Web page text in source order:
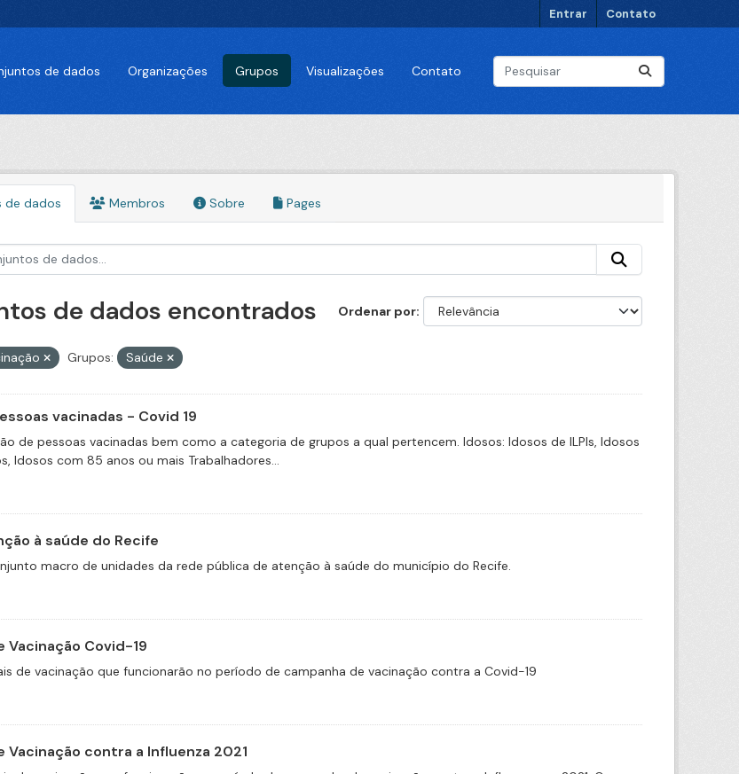
Entrar Contato
de dados Organizações Grupos Visualizações Contato
dados Membros Sobre Pages
Ordenar por
de dados encontrados
Grupos: Saúde
vacinadas - Covid 19
de pessoas vacinadas bem como a categoria de grupos a qual pertencem. Idosos: Idosos de ILPIs, Idosos
Idosos com 85 anos ou mais Trabalhadores...
à saúde do Recife
macro de unidades da rede pública de atenção à saúde do município do Recife.
Vacinação Covid-19
de vacinação que funcionarão no período de campanha de vacinação contra a Covid-19
Vacinação contra a Influenza 2021